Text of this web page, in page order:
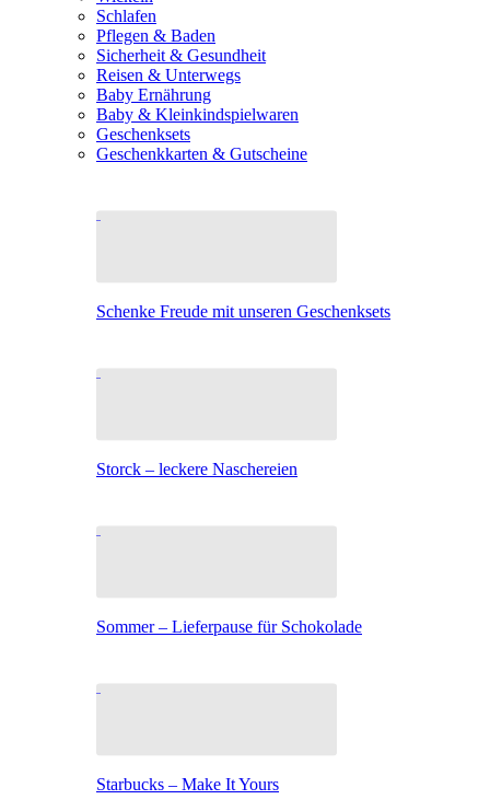
Schlafen
Pflegen & Baden
Sicherheit & Gesundheit
Reisen & Unterwegs
Baby Ernährung
Baby & Kleinkindspielwaren
Geschenksets
Geschenkkarten & Gutscheine
Schenke Freude mit unseren Geschenksets
Storck – leckere Naschereien
Sommer – Lieferpause für Schokolade
Starbucks – Make It Yours